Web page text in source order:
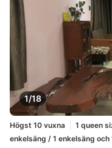
1/18
Högst 10 vuxna
1 queen
enkelsäng / 1 enkelsäng